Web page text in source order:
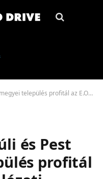
profitál az E.ON áramhálózati fejlesztéseiből
és Pest
profitál